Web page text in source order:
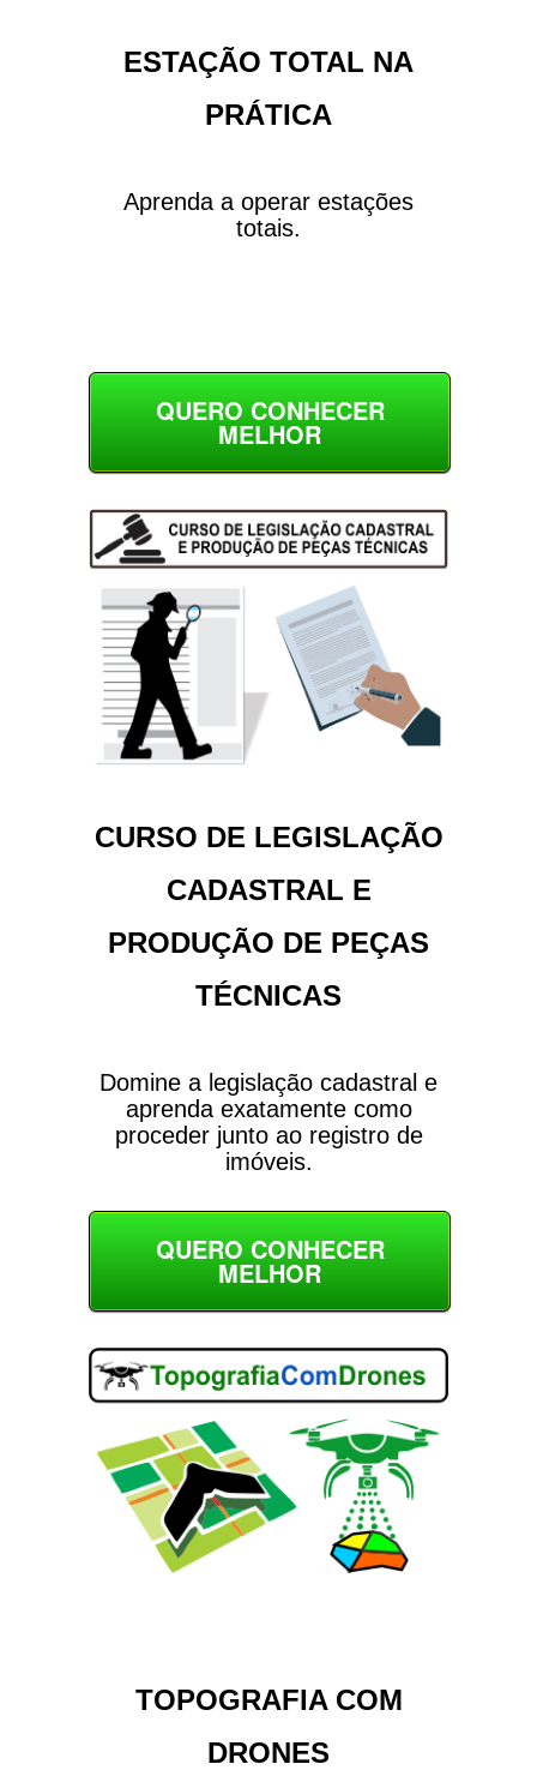
ESTAÇÃO TOTAL NA
PRÁTICA
Aprenda a operar estações
totais.
QUERO CONHECER
MELHOR
CURSO DE LEGISLAÇÃO
CADASTRAL E
PRODUÇÃO DE PEÇAS
TÉCNICAS
Domine a legislação cadastral e
aprenda exatamente como
proceder junto ao registro de
imóveis.
QUERO CONHECER
MELHOR
TOPOGRAFIA COM
DRONES